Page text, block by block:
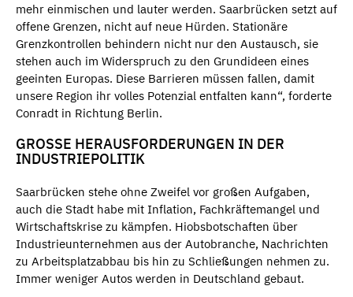
mehr einmischen und lauter werden. Saarbrücken setzt auf
offene Grenzen, nicht auf neue Hürden. Stationäre
Grenzkontrollen behindern nicht nur den Austausch, sie
stehen auch im Widerspruch zu den Grundideen eines
geeinten Europas. Diese Barrieren müssen fallen, damit
unsere Region ihr volles Potenzial entfalten kann“, forderte
Conradt in Richtung Berlin.
GROSSE HERAUSFORDERUNGEN IN DER I
NDUSTRIEPOLITIK
Saarbrücken stehe ohne Zweifel vor großen Aufgaben,
auch die Stadt habe mit Inflation, Fachkräftemangel und
Wirtschaftskrise zu kämpfen. Hiobsbotschaften über
Industrieunternehmen aus der Autobranche, Nachrichten
zu Arbeitsplatzabbau bis hin zu Schließungen nehmen zu.
Immer weniger Autos werden in Deutschland gebaut.